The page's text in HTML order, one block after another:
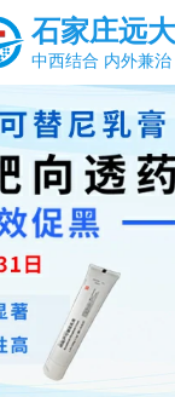
石家庄远
中西结合 内外兼治